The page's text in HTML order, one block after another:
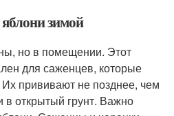
зимой
но в помещении. Этот
для саженцев, которые
прививают не позднее, чем
в открытый грунт. Важно